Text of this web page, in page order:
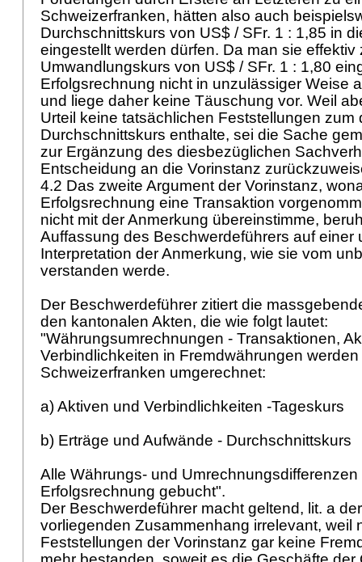
Schweizerfranken, hätten also auch
Durchschnittskurs von US$ / SFr. 1 : 1,85 in
eingestellt werden dürfen. Da man sie effektiv
Umwandlungskurs von US$ / SFr. 1 : 1,80
Erfolgsrechnung nicht in unzulässiger Weise
und liege daher keine Täuschung vor. Weil
Urteil keine tatsächlichen Feststellungen zum
Durchschnittskurs enthalte, sei die Sache
zur Ergänzung des diesbezüglichen
Entscheidung an die Vorinstanz
4.2 Das zweite Argument der Vorinstanz,
Erfolgsrechnung eine Transaktion
nicht mit der Anmerkung übereinstimme,
Auffassung des Beschwerdeführers auf einer
Interpretation der Anmerkung, wie sie vom
verstanden werde.
Der Beschwerdeführer zitiert die
den kantonalen Akten, die wie folgt lautet:
"Währungsumrechnungen - Transaktionen,
Verbindlichkeiten in Fremdwährungen
Schweizerfranken umgerechnet:
a) Aktiven und Verbindlichkeiten -Tageskurs
b) Erträge und Aufwände - Durchschnittskurs
Alle Währungs- und
Erfolgsrechnung gebucht".
Der Beschwerdeführer macht geltend, lit. a
vorliegenden Zusammenhang irrelevant, weil
Feststellungen der Vorinstanz gar keine